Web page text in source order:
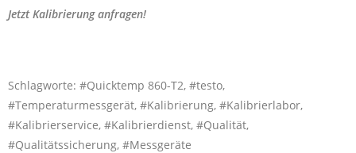
Jetzt Kalibrierung anfragen!
Schlagworte: #Quicktemp 860-T2, #testo,
#Temperaturmessgerät, #Kalibrierung, #Kalibrierlabor,
#Kalibrierservice, #Kalibrierdienst, #Qualität,
#Qualitätssicherung, #Messgeräte